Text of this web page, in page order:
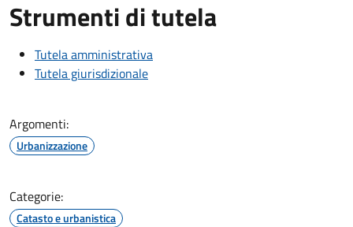
Strumenti di tutela
Tutela amministrativa
Tutela giurisdizionale
Argomenti:
Urbanizzazione
Categorie:
Catasto e urbanistica